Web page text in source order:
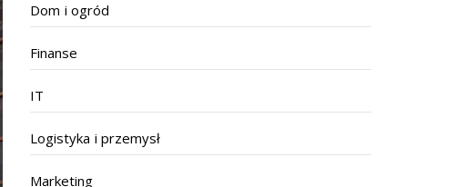
Dom i ogród
Finanse
IT
Logistyka i przemysł
Marketing